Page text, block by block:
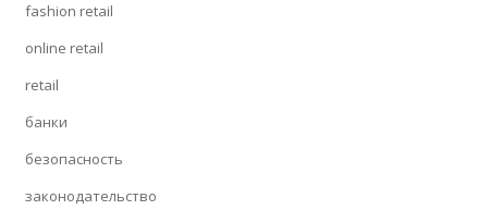
fashion retail
online retail
retail
банки
безопасность
законодательство